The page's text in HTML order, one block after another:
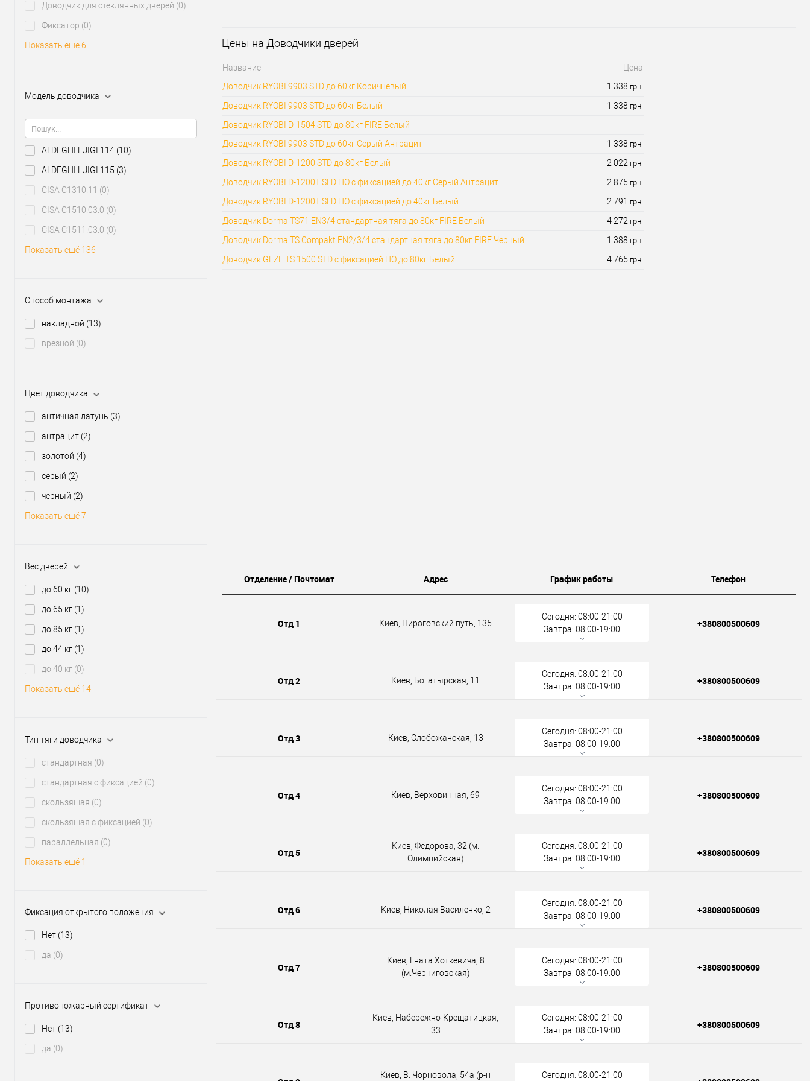
Доводчик для стеклянных дверей (0)
Фиксатор (0)
Показать ещё 6
Модель доводчика
ALDEGHI LUIGI 114 (10)
ALDEGHI LUIGI 115 (3)
CISA C1310.11 (0)
CISA C1510.03.0 (0)
CISA C1511.03.0 (0)
Показать ещё 136
Способ монтажа
накладной (13)
врезной (0)
Цвет доводчика
античная латунь (3)
антрацит (2)
золотой (4)
серый (2)
черный (2)
Показать ещё 7
Вес дверей
до 60 кг (10)
до 65 кг (1)
до 85 кг (1)
до 44 кг (1)
до 40 кг (0)
Показать ещё 14
Тип тяги доводчика
стандартная (0)
стандартная с фиксацией (0)
скользящая (0)
скользящая с фиксацией (0)
параллельная (0)
Показать ещё 1
Фиксация открытого положения
Нет (13)
да (0)
Противопожарный сертификат
Нет (13)
да (0)
В избранное
Производитель ALDEGHI LUIGI
Тип товара
калитки
Страна
Модель
доводчика
ALDEGHI LUIGI 115
Цены на Доводчики дверей
Название
Цена
Доводчик RYOBI 9903 STD до 60кг Коричневый
1 338 грн.
Доводчик RYOBI 9903 STD до 60кг Белый 1 338 грн.
Доводчик RYOBI D-1504 STD до 80кг FIRE Белый
Доводчик RYOBI 9903 STD до 60кг Серый Антрацит
1 338 грн.
Доводчик RYOBI D-1200 STD до 80кг Белый 2 022 грн.
Доводчик RYOBI D-1200T SLD HO с фиксацией до 40кг Серый Антрацит 2 875 грн.
Доводчик RYOBI D-1200T SLD HO с фиксацией до 40кг Белый 2 791 грн.
Доводчик Dorma TS71 EN3/4 стандартная тяга до 80кг FIRE Белый 4 272 грн.
Доводчик Dorma TS Compakt EN2/3/4 стандартная тяга до 80кг FIRE Черный 1 388 грн.
Доводчик GEZE TS 1500 STD с фиксацией HO до 80кг Белый 4 765 грн.
Отделение / Почтомат Адрес График работы Телефон
Отд 1 Киев, Пироговский путь, 135
Сегодня: 08:00-21:00
Завтра: 08:00-19:00
+380800500609
Отд 2 Киев, Богатырская, 11
Сегодня: 08:00-21:00
Завтра: 08:00-19:00
+380800500609
Отд 3 Киев, Слобожанская, 13
Сегодня: 08:00-21:00
Завтра: 08:00-19:00
+380800500609
Отд 4 Киев, Верховинная, 69
Сегодня: 08:00-21:00
Завтра: 08:00-19:00
+380800500609
Отд 5
Киев, Федорова, 32 (м.
Олимпийская)
Сегодня: 08:00-21:00
Завтра: 08:00-19:00
+380800500609
Отд 6 Киев, Николая Василенко, 2
Сегодня: 08:00-21:00
Завтра: 08:00-19:00
+380800500609
Отд 7
Киев, Гната Хоткевича, 8
(м.Черниговская)
Сегодня: 08:00-21:00
Завтра: 08:00-19:00
+380800500609
Отд 8
Киев, Набережно-Крещатицкая,
33
Сегодня: 08:00-21:00
Завтра: 08:00-19:00
+380800500609
Киев, В. Чорновола, 54а (р-н Сегодня: 08:00-21:00